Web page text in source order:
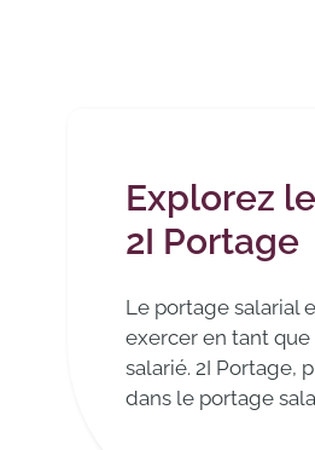
Explorez
2I Portage
Le portage salarial
exercer en tant
salarié. 2I Portage,
dans le portage